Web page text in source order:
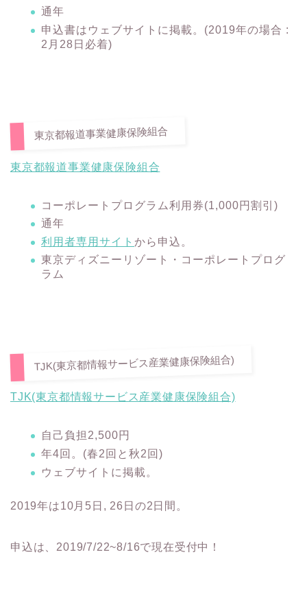
通年
申込書はウェブサイトに掲載。(2019年の場合 :
2月28日必着)
東京都報道事業健康保険組合
東京都報道事業健康保険組合
コーポレートプログラム利用券(1,000円割引)
通年
利用者専用サイト から申込。
東京ディズニーリゾート・コーポレートプログ
ラム
TJK(東京都情報サービス産業健康保険組合)
TJK(東京都情報サービス産業健康保険組合)
自己負担2,500円
年4回。(春2回と秋2回)
ウェブサイトに掲載。
2019年は10月5日, 26日の2日間。
申込は、2019/7/22~8/16で現在受付中！